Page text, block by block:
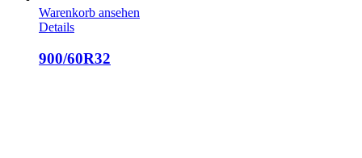
Warenkorb ansehen
Details
900/60R32